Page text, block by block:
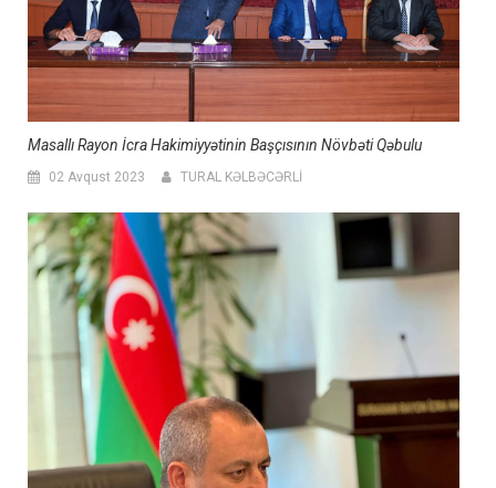
Masallı Rayon İcra Hakimiyyətinin Başçısının Növbəti Qəbulu
02 Avqust 2023 TURAL KƏLBƏCƏRLİ